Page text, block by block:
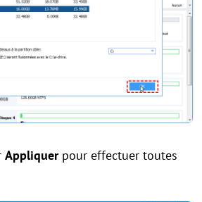
Appliquerpour effectuer toutes